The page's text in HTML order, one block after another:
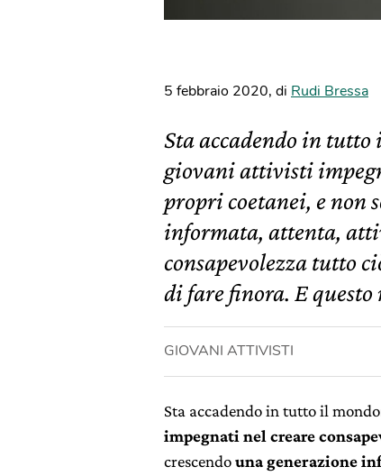
5 febbraio 2020, di Rudi Bressa
Sta accadendo in tutto
giovani attivisti
propri coetanei, e non
informata, attenta,
consapevolezza tutto
di fare finora. E questo
GIOVANI ATTIVISTI
Sta accadendo in tutto il
impegnati nel creare
crescendouna generazione